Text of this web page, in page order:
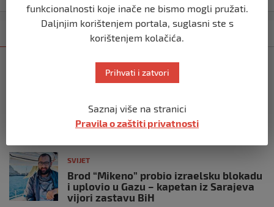
Najnovije
Italijanski kapetan iz flotile za Gazu
posade
prije 10 mjeseci
SVIJET
Brod “Mikeno” probio izraelsku blokadu
i uplovio u Gazu – kapetan iz Sarajeva
vijori zastavu BiH
funkcionalnosti koje inače ne bismo mogli pružati.
Daljnjim korištenjem portala, suglasni ste s
korištenjem kolačića.
Prihvati i zatvori
Saznaj više na stranici
Pravila o zaštiti privatnosti